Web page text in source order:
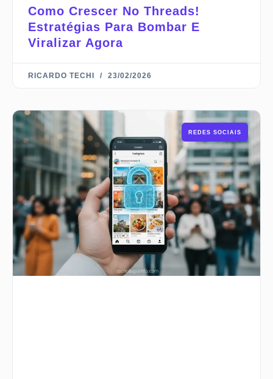
Como Crescer No Threads!
Estratégias Para Bombar E
Viralizar Agora
RICARDO TECHI 23/02/2026
REDES SOCIAIS